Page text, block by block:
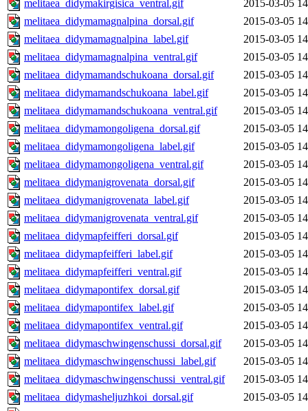
melitaea_didymakirgisica_ventral.gif
2015-03-05
melitaea_didymamagnalpina_dorsal.gif
2015-03-05
melitaea_didymamagnalpina_label.gif
2015-03-05
melitaea_didymamagnalpina_ventral.gif
2015-03-05
melitaea_didymamandschukoana_dorsal.gif
2015-03-05
melitaea_didymamandschukoana_label.gif
2015-03-05
melitaea_didymamandschukoana_ventral.gif
2015-03-05
melitaea_didymamongoligena_dorsal.gif
2015-03-05
melitaea_didymamongoligena_label.gif
2015-03-05
melitaea_didymamongoligena_ventral.gif
2015-03-05
melitaea_didymanigrovenata_dorsal.gif
2015-03-05
melitaea_didymanigrovenata_label.gif
2015-03-05
melitaea_didymanigrovenata_ventral.gif
2015-03-05
melitaea_didymapfeifferi_dorsal.gif
2015-03-05
melitaea_didymapfeifferi_label.gif
2015-03-05
melitaea_didymapfeifferi_ventral.gif
2015-03-05
melitaea_didymapontifex_dorsal.gif
2015-03-05
melitaea_didymapontifex_label.gif
2015-03-05
melitaea_didymapontifex_ventral.gif
2015-03-05
melitaea_didymaschwingenschussi_dorsal.gif
2015-03-05
melitaea_didymaschwingenschussi_label.gif
2015-03-05
melitaea_didymaschwingenschussi_ventral.gif
2015-03-05
melitaea_didymasheljuzhkoi_dorsal.gif
2015-03-05